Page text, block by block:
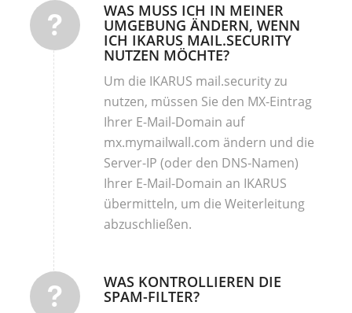
WAS MUSS ICH IN MEINER
UMGEBUNG ÄNDERN, WENN
ICH IKARUS MAIL.SECURITY
NUTZEN MÖCHTE?
Um die IKARUS mail.security zu
nutzen, müssen Sie den MX-Eintrag
Ihrer E-Mail-Domain auf
mx.mymailwall.com ändern und die
Server-IP (oder den DNS-Namen)
Ihrer E-Mail-Domain an IKARUS
übermitteln, um die Weiterleitung
abzuschließen.
WAS KONTROLLIEREN DIE
SPAM-FILTER?